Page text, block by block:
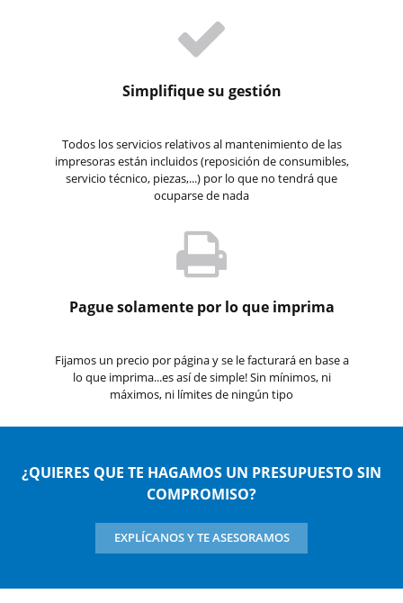
Simplifique su gestión
Todos los servicios relativos al mantenimiento de las
impresoras están incluidos (reposición de consumibles,
servicio técnico, piezas,...) por lo que no tendrá que
ocuparse de nada
Pague solamente por lo que imprima
Fijamos un precio por página y se le facturará en base a
lo que imprima...es así de simple! Sin mínimos, ni
máximos, ni límites de ningún tipo
¿QUIERES QUE TE HAGAMOS UN PRESUPUESTO SIN
COMPROMISO?
EXPLÍCANOS Y TE ASESORAMOS